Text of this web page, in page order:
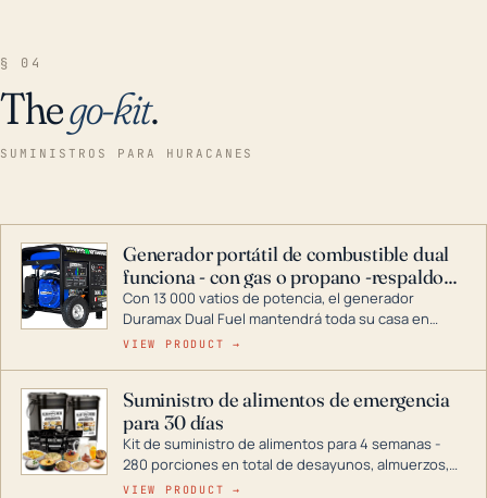
§ 04
Thego-kit.
SUMINISTROS PARA HURACANES
Generador portátil de combustible dual
funciona - con gas o propano -respaldo
para el hogar
Con 13 000 vatios de potencia, el generador
Duramax Dual Fuel mantendrá toda su casa en
funcionamiento durante una tormenta o un corte
combustible dual, con una gama completa que
abarca desde inversores digitales hasta
generadores que pueden alimentar toda su casa.
VIEW PRODUCT →
Suministro de alimentos de emergencia
para 30 días
Kit de suministro de alimentos para 4 semanas -
280 porciones en total de desayunos, almuerzos,
cenas y postres. Se puede almacenar durante
VIEW PRODUCT →